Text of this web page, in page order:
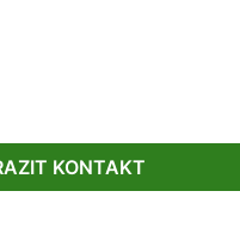
KONTAKT